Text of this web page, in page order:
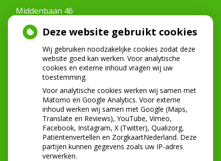
Middenbaan 46
Tel:0180-222268
info@mondzorgmiddenbaan.nl
NIEUWS
Let op: valse Infomedics-mails over
openstaande rekening
Tanden bleken? Laat het veilig doen!
Gezond tandvlees: de basis voor een gezonde
mond
Naar de tandarts in het buitenland? Wees op je
Deze website gebruikt cookies
Wij gebruiken noodzakelijke cookies zodat deze
website goed kan werken. Voor analytische
cookies en externe inhoud vragen wij uw
toestemming.
Voor analytische cookies werken wij samen met
Matomo en Google Analytics. Voor externe
inhoud werken wij samen met Google (Maps,
Translate en Reviews), YouTube, Vimeo,
Facebook, Instagram, X (Twitter), Qualizorg,
Patiëntenvertellen en ZorgkaartNederland. Deze
partijen kunnen gegevens zoals uw IP-adres
verwerken.